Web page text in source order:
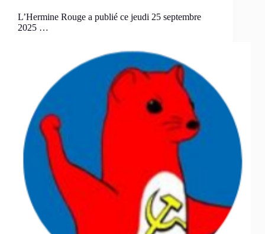
L’Hermine Rouge a publié ce jeudi 25 septembre
2025 …